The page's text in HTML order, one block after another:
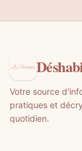
Votre source
pratiques et
quotidien.